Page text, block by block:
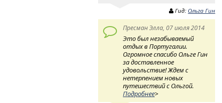
Гид: Ольга Гин
Пресман Элла, 07 июля 2014
Это был незабываемый
отдых в Португалии.
Огромное спасибо Ольге Гин
за доставленное
удовольствие! Ждем с
нетерпением новых
путешествий с Ольгой.
Подробнее>